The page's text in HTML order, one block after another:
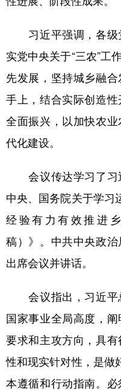
习近平强调，各级
实党中央关于“三农”工
先发展，坚持城乡融
手上，结合实际创造
全面振兴，以加快农
代化建设。
会议传达学习了习
中央、国务院关于学习
经验有力有效推进
稿）》。中共中央政
出席会议并讲话。
会议指出，习近平
国家事业全局高度，
要求和主攻方向，具
性和现实针对性，是做
本遵循和行动指南。